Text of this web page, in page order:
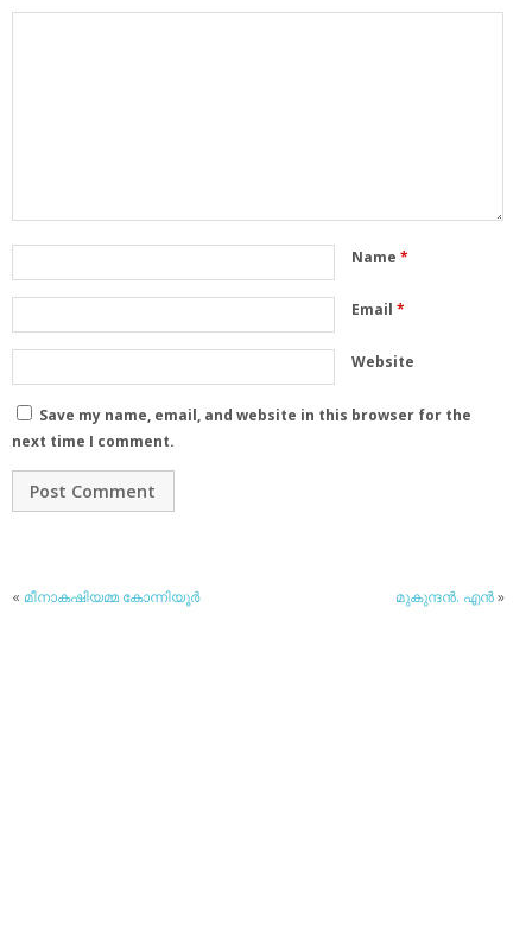
Name *
Email *
Website
Save my name, email, and website in this browser for the
next time I comment.
« മീനാകഷിയമ്മ കോന്നിയൂര്‍ മുകുന്ദന്‍. എന്‍»